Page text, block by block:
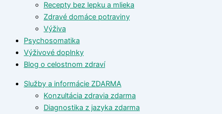
Recepty bez lepku a mlieka
Zdravé domáce potraviny
Výživa
Psychosomatika
Výživové doplnky
Blog o celostnom zdraví
Služby a informácie ZDARMA
Konzultácia zdravia zdarma
Diagnostika z jazyka zdarma